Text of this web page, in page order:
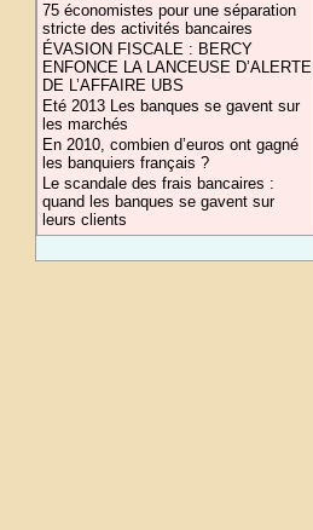
75 économistes pour une séparation
stricte des activités bancaires
ÉVASION FISCALE : BERCY
ENFONCE LA LANCEUSE D’ALERTE
DE L’AFFAIRE UBS
Eté 2013 Les banques se gavent sur
les marchés
En 2010, combien d’euros ont gagné
les banquiers français ?
Le scandale des frais bancaires :
quand les banques se gavent sur
leurs clients